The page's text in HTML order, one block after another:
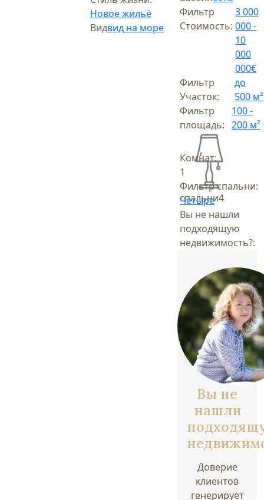
Новое жильё
Видвид на море
Фильтр
Стоимость:
3 000
000 -
10
000
000€
Фильтр
Участок:
до
500 м²
Фильтр
площадь:
100 -
200 м²
спальни4
Комнат:
1
Фильтр спальни:
Четыре
Вы не нашли
подходящую
недвижимость?:
Вы не
нашли
Доверие
клиентов
генерирует